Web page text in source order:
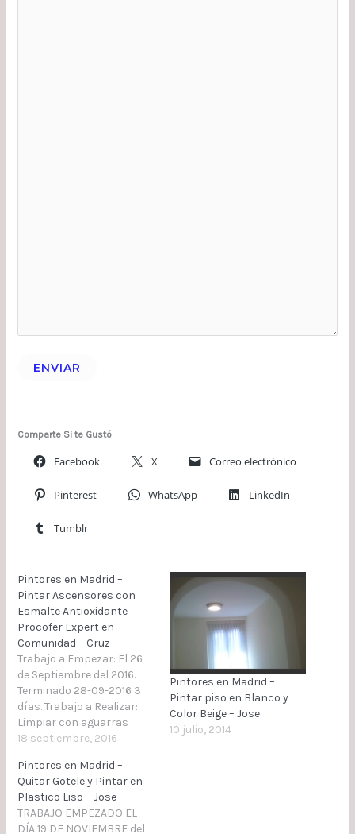
ENVIAR
Comparte Si te Gustó
Facebook X Correo electrónico
Pinterest WhatsApp LinkedIn
Tumblr
Pintores en Madrid –
Pintar Ascensores con
Esmalte Antioxidante
Procofer Expert en
Comunidad – Cruz
Trabajo a Empezar: El 26
de Septiembre del 2016.
Terminado 28-09-2016 3
días. Trabajo a Realizar:
Limpiar con aguarras
puertas, replastecido con
con aspiración (Hecho día
26). Aplicar 2 manos de
pintura esmalte
antioxidante Procofer
18 septiembre, 2016
Pintores en Madrid –
Pintar piso en Blanco y
Color Beige – Jose
10 julio, 2014
Pintores en Madrid –
Quitar Gotele y Pintar en
Plastico Liso – Jose
TRABAJO EMPEZADO EL
DÍA 19 DE NOVIEMBRE del